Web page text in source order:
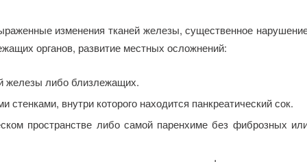
изменения тканей железы, существенное
органов, развитие местных осложнений:
железы либо близлежащих.
внутри которого находится панкреатический сок.
пространстве либо самой паренхиме без фиброзных